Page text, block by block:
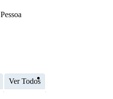
Pessoa
Ver Todos